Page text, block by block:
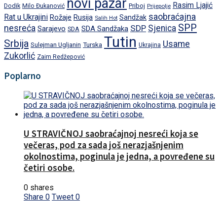
Dodik Milo Đukanović novi pazar Priboj Prijepolje Rasim Ljajić
Rat u Ukrajini Rožaje Rusija Salih Hot Sandžak saobraćajna
nesreća Sarajevo SDA SDA Sandžaka SDP Sjenica SPP
Srbija Sulejman Ugljanin Turska Tutin Ukrajina Usame
Zukorlić Zaim Redžepović
Poplarno
U STRAVIČNOJ saobraćajnoj nesreći koja se
večeras, pod za sada još nerazjašnjenim
okolnostima, poginula je jedna, a povređene su
četiri osobe.
0 shares
Share 0 Tweet 0